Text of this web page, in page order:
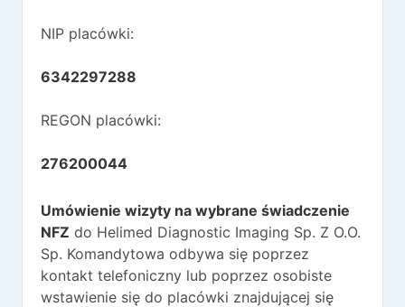
NIP placówki:
6342297288
REGON placówki:
276200044
Umówienie wizyty na wybrane świadczenie
NFZ do Helimed Diagnostic Imaging Sp. Z O.O.
Sp. Komandytowa odbywa się poprzez
kontakt telefoniczny lub poprzez osobiste
wstawienie się do placówki znajdującej się